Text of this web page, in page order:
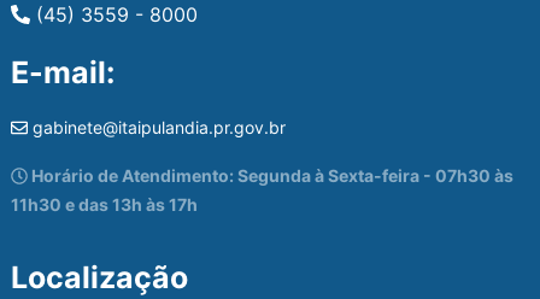
(45) 3559 - 8000
E-mail:
gabinete@itaipulandia.pr.gov.br
Horário de Atendimento: Segunda à Sexta-feira - 07h30 às
11h30 e das 13h às 17h
Localização